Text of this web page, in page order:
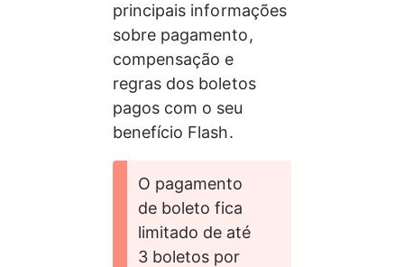
principais informações
sobre pagamento,
compensação e
regras dos boletos
pagos com o seu
benefício Flash.
O pagamento
de boleto fica
limitado de até
3 boletos por